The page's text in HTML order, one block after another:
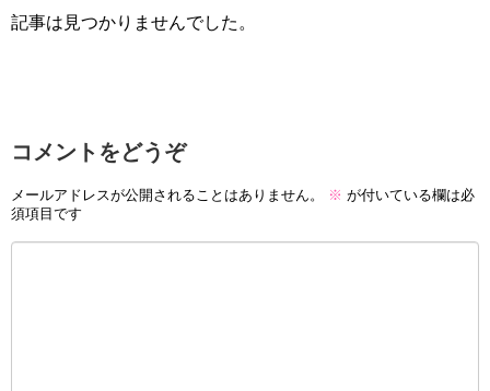
記事は見つかりませんでした。
コメントをどうぞ
メールアドレスが公開されることはありません。 ※ が付いている欄は必
須項目です